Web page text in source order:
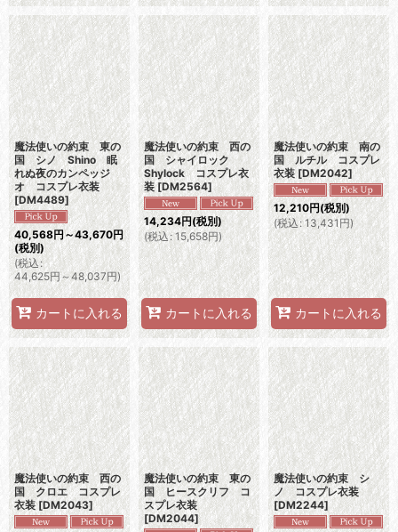
魔法使いの約束 東の
国 シノ Shino 眠
れぬ夜のカンペッジ
オ コスプレ衣装
[DM4489]
40,568円～43,670円
(税別)
(税込:
44,625円～48,037円)
カートに入れる
魔法使いの約束 西の
国 シャイロック
Shylock コスプレ衣
装 [DM2564]
14,234円(税別)
(税込: 15,658円)
カートに入れる
魔法使いの約束 南の
国 ルチル コスプレ
衣装 [DM2042]
12,210円(税別)
(税込 : 13,431円)
カートに入れる
魔法使いの約束 西の
国 クロエ コスプレ
衣装 [DM2043]
魔法使いの約束 東の
国 ヒースクリフ コ
スプレ衣装
[DM2044]
魔法使いの約束 シ
ノ コスプレ衣装
[DM2244]